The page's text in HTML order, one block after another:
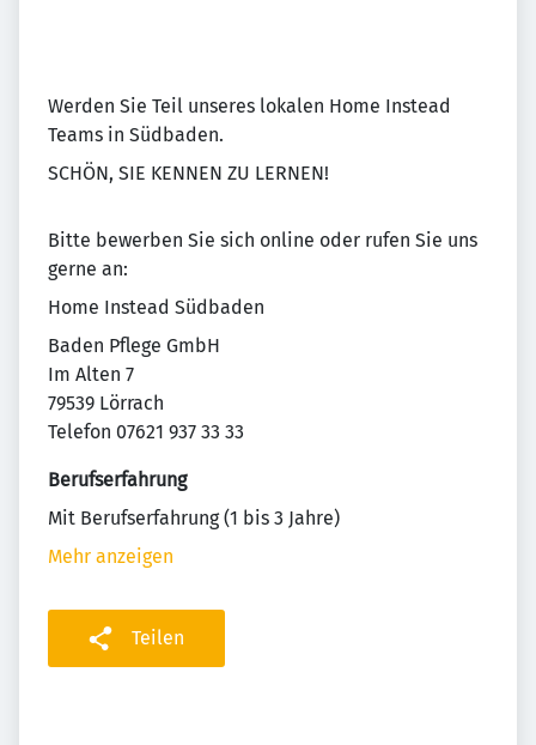
Werden Sie Teil unseres lokalen Home Instead
Teams in Südbaden.
SCHÖN, SIE KENNEN ZU LERNEN!
Bitte bewerben Sie sich online oder rufen Sie uns
gerne an:
Home Instead Südbaden
Baden Pflege GmbH
Im Alten 7
79539 Lörrach
Telefon 07621 937 33 33
Berufserfahrung
Mit Berufserfahrung (1 bis 3 Jahre)
Mehr anzeigen
Teilen